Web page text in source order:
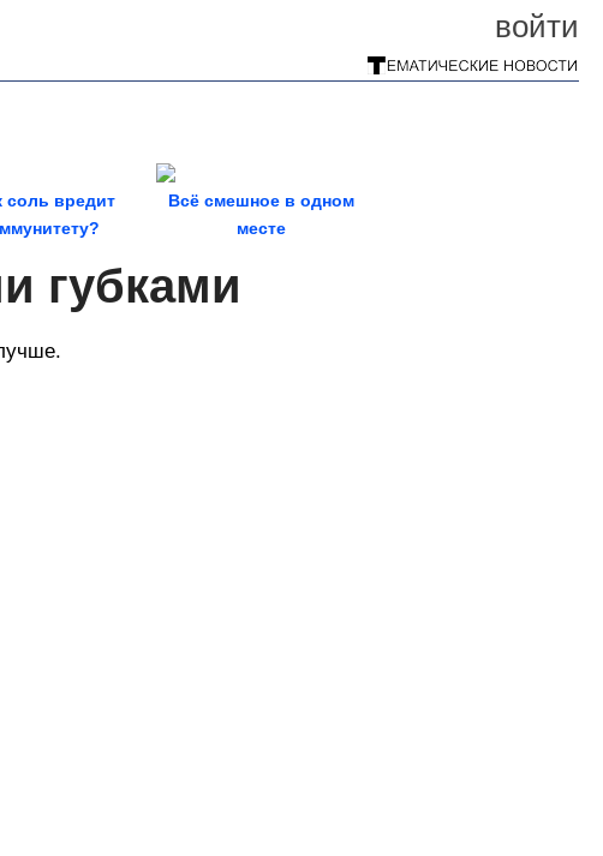
войти
соль вредит
проходит
Всё смешное в одном
месте
губками